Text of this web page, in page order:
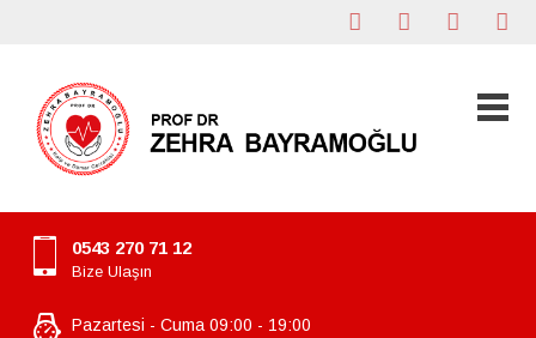
0543 270 71 12
Bize Ulaşın
Pazartesi - Cuma 09:00 - 19:00